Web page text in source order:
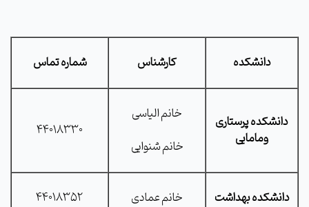
دانشکده کارشناس شماره تماس
دانشکده پرستاری
ومامایی
خانم الیاسی
خانم شنوایی
44018330
دانشکده بهداشت خانم عمادی 44018352